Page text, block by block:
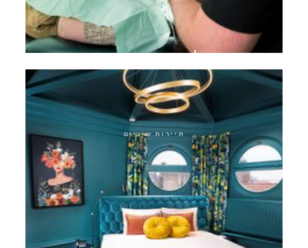
טיפול שורש מיקרוסקופי
תיירות שיניים